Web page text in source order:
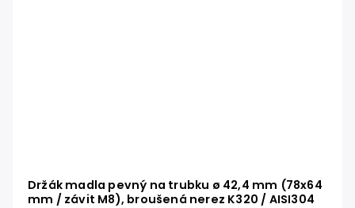
Držák madla pevný na trubku ø 42,4 mm (78x64
mm / závit M8), broušená nerez K320 / AISI304